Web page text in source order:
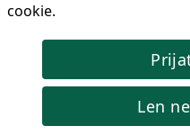
cookie.
Len
Iba sídlo firmy
© Copyright 2026 Lincos